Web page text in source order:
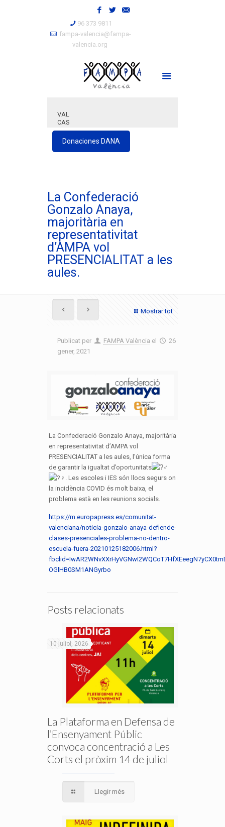
96 373 9811
fampa-valencia@fampa-
valencia.org
VAL
CAS
Donaciones DANA
La Confederació
Gonzalo Anaya,
majoritària en
representativitat
d’AMPA vol
PRESENCIALITAT a les
aules.
Mostrar tot
Publicat per FAMPA València el
26
gener, 2021
La Confederació Gonzalo Anaya, majoritària
en representativitat d’AMPA vol
PRESENCIALITAT a les aules, l’única forma
de garantir la igualtat d’oportunitats‍
. Les escoles i IES són llocs segurs on
la incidència COVID és molt baixa, el
problema està en les reunions socials.
https://m.europapress.es/comunitat-
valenciana/noticia-gonzalo-anaya-defiende-
clases-presenciales-problema-no-dentro-
escuela-fuera-20210125182006.html?
OGlHB0SM1ANGyrbo
Posts relacionats
10 juliol, 2026
La Plataforma en Defensa de
l’Ensenyament Públic
convoca concentració a Les
Corts el pròxim 14 de juliol
Llegir més